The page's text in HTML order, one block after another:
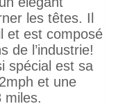
les têtes. Il
et est composé
de l’industrie!
spécial est sa
et une
miles.